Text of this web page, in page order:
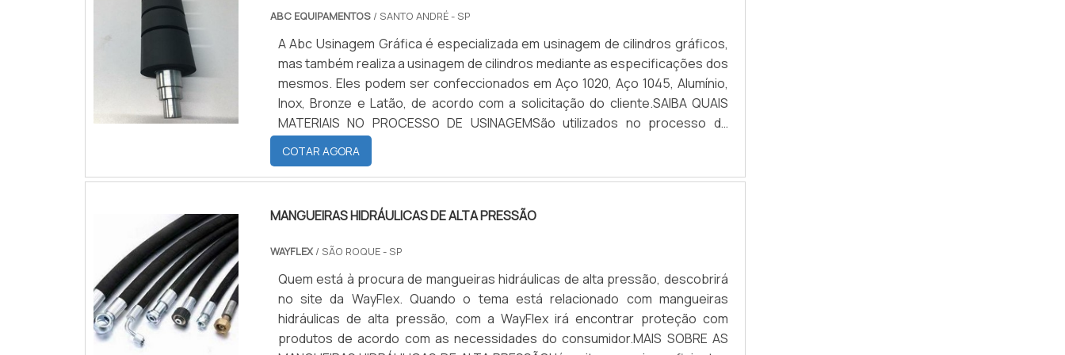
ABC EQUIPAMENTOS/ SANTO ANDRÉ - SP
A Abc Usinagem Gráfica é especializada em usinagem de cilindros gráficos,
mas também realiza a usinagem de cilindros mediante as especificações dos
mesmos. Eles podem ser confeccionados em Aço 1020, Aço 1045, Alumínio,
Inox, Bronze e Latão, de acordo com a solicitação do cliente.SAIBA QUAIS
MATERIAIS NO PROCESSO DE USINAGEMSão utilizados no processo da
usinagem de cilindros: Tornos mecânicos; Torno CNC; Fresadoras; Soldas. A
empresa fornece os seguintes serviços no ramo de usinagem de cilindros:.
COTAR AGORA
MANGUEIRAS HIDRÁULICAS DE ALTA PRESSÃO
WAYFLEX/ SÃO ROQUE - SP
Quem está à procura de mangueiras hidráulicas de alta pressão, descobrirá
no site da WayFlex. Quando o tema está relacionado com mangueiras
hidráulicas de alta pressão, com a WayFlex irá encontrar proteção com
produtos de acordo com as necessidades do consumidor.MAIS SOBRE AS